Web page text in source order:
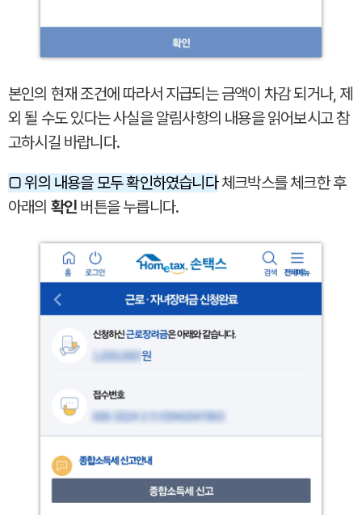
본인의 현재 조건에 따라서 지급되는 금액이 차감 되거나, 제
외 될 수도 있다는 사실을 알림사항의 내용을 읽어보시고 참
고하시길 바랍니다.
□ 위의 내용을 모두 확인하였습니다체크박스를 체크한 후
아래의 확인 버튼을 누릅니다.